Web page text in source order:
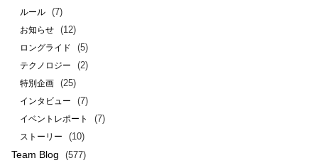
ルール (7)
お知らせ (12)
ロングライド (5)
テクノロジー (2)
特別企画 (25)
インタビュー (7)
イベントレポート (7)
ストーリー (10)
Team Blog (577)